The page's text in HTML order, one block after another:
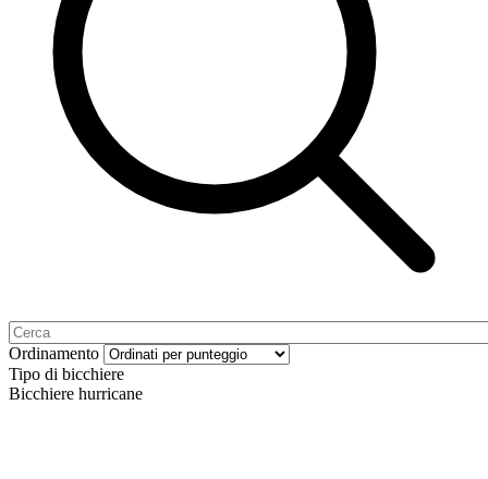
Ordinamento
Tipo di bicchiere
Bicchiere hurricane